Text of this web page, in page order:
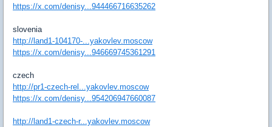
https://x.com/denisy...944466716635262
slovenia
http://land1-104170-...yakovlev.moscow
https://x.com/denisy...946669745361291
czech
http://pr1-czech-rel...yakovlev.moscow
https://x.com/denisy...954206947660087
http://land1-czech-r...yakovlev.moscow